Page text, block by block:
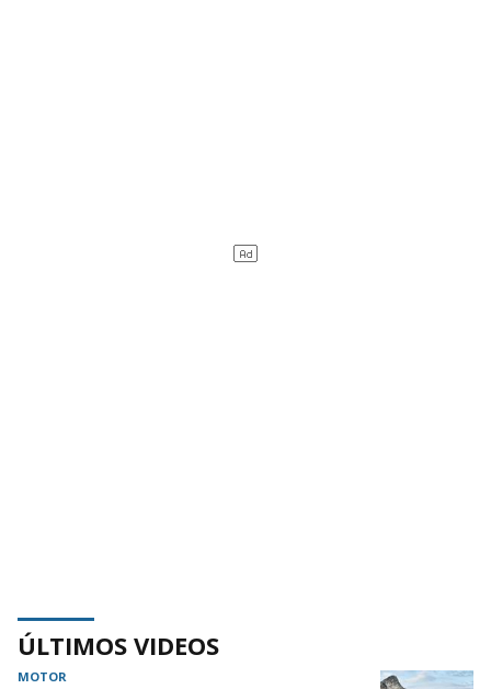
ÚLTIMOS VIDEOS
MOTOR